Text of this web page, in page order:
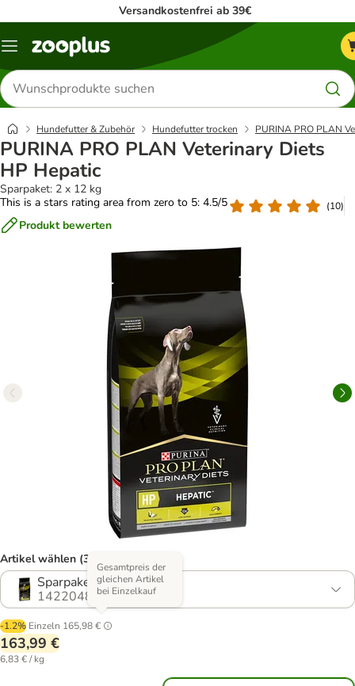
Versandkostenfrei ab 39€
Menü
Produkte
suchen
Hundefutter & Zubehör Hundefutter trocken PURINA PRO PLAN
PURINA PRO PLAN Veterinary Diets
HP Hepatic
Sparpaket: 2 x 12 kg
This is a stars rating area from zero to 5: 4.5/5
(10)
Produkt bewerten
Artikel wählen (3 Varianten)
Sparpaket: 2 x 12 kg
1422048.3
-1.2% Einzeln 165,98 €
Gesamtpreis der
gleichen Artikel
bei Einzelkauf
163,99 €
6,83 € / kg